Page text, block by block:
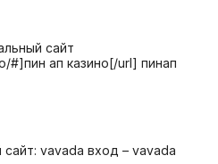
сайт
#]пин ап казино[/url] пинап
vavada вход – vavada